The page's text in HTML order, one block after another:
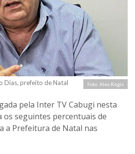
Dias, prefeito de Natal Foto: Alex Régis
pela Inter TV Cabugi nesta
seguintes percentuais de
a Prefeitura de Natal nas